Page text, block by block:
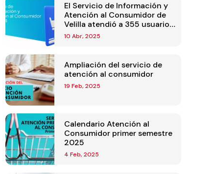
El Servicio de Información y
Atención al Consumidor de
Velilla atendió a 355 usuarios
en 2024
10 Abr, 2025
Ampliación del servicio de
atención al consumidor
19 Feb, 2025
Calendario Atención al
Consumidor primer semestre
2025
4 Feb, 2025